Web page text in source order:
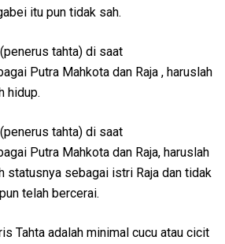
itu pun tidak sah.
tahta) di saat
Putra Mahkota dan Raja , haruslah
hidup.
tahta) di saat
Putra Mahkota dan Raja, haruslah
statusnya sebagai istri Raja dan tidak
telah bercerai.
Tahta adalah minimal cucu atau cicit